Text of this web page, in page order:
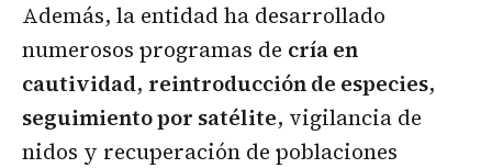
Además, la entidad ha desarrollado
numerosos programas de cría en
cautividad, reintroducción de especies,
seguimiento por satélite, vigilancia de
nidos y recuperación de poblaciones